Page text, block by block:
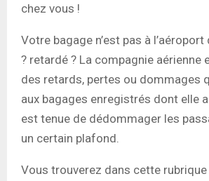
chez vous !
Votre bagage n’est pas à l’aéroport
? retardé ? La compagnie aérienne
des retards, pertes ou dommages
aux bagages enregistrés dont elle
est tenue de dédommager les
un certain plafond.
Vous trouverez dans cette